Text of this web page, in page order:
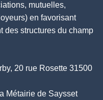
mutuelles,
en favorisant
des structures du champ
20 rue Rosette 31500
Métairie de Saysset